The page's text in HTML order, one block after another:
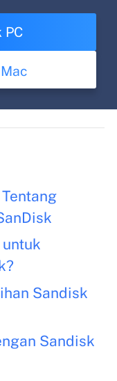
PC
Sandisk
Sandisk